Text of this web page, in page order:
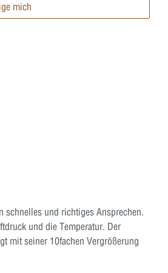
mich
schnelles und richtiges Ansprechen.
und die Temperatur. Der
mit seiner 10fachen Vergrößerung